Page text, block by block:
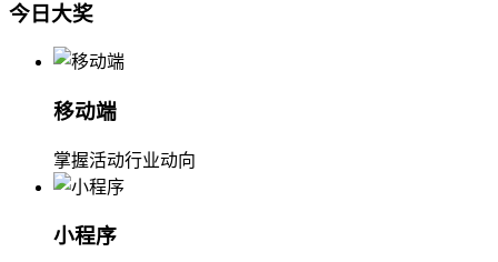
今日大奖
移动端
掌握活动行业动向
小程序